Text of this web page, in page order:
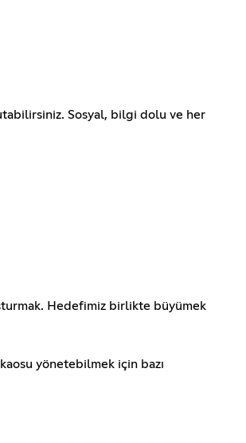
Sosyal, bilgi dolu ve her
Hedefimiz birlikte büyümek
yönetebilmek için bazı